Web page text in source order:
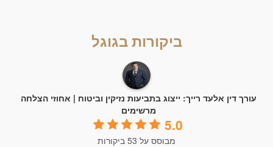
ביקורות בגוגל
עורך דין אלעד רייך: ייצוג בתביעות נזיקין וביטוח | אחוזי הצלחה
מרשימים
5.0
מבוסס על 53 ביקורות